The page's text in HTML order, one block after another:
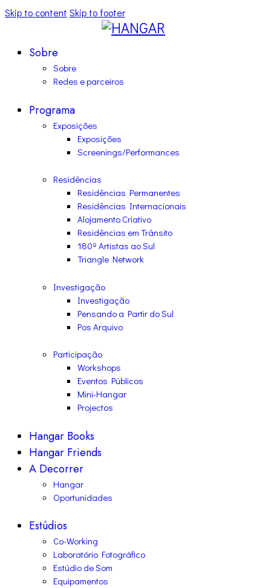
Skip to content Skip to footer
Sobre
Sobre
Redes e parceiros
Programa
Exposições
Exposições
Screenings/Performances
Residências
Residências Permanentes
Residências Internacionais
Alojamento Criativo
Residências em Trânsito
180º Artistas ao Sul
Triangle Network
Investigação
Investigação
Pensando a Partir do Sul
Pos Arquivo
Participação
Workshops
Eventos Públicos
Mini-Hangar
Projectos
Hangar Books
Hangar Friends
A Decorrer
Hangar
Oportunidades
Estúdios
Co-Working
Laboratório Fotográfico
Estúdio de Som
Equipamentos